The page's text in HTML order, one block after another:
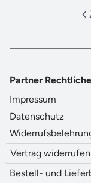
Partner
Impressum
Datenschutz
Vertrag widerrufen
Bestell- und